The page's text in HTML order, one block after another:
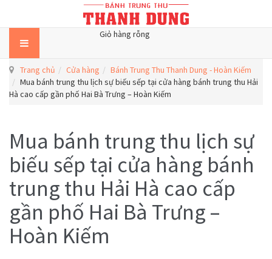
Giỏ hàng rỗng
Trang chủ Cửa hàng
Bánh Trung Thu Thanh Dung - Hoàn Kiếm
Mua bánh trung thu lịch sự biếu sếp tại cửa hàng bánh trung thu Hải
Hà cao cấp gần phố Hai Bà Trưng – Hoàn Kiếm
Mua bánh trung thu lịch sự
biếu sếp tại cửa hàng bánh
trung thu Hải Hà cao cấp
gần phố Hai Bà Trưng –
Hoàn Kiếm